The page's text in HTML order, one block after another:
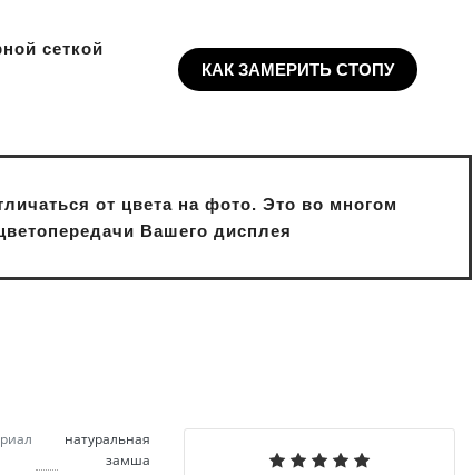
сеткой
КАК ЗАМЕРИТЬ СТОПУ
от цвета на фото. Это во многом
Вашего дисплея
натуральная
замша